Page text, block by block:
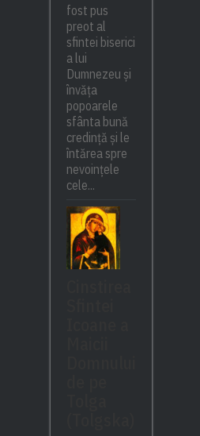
fost pus
preot al
sfintei biserici
a lui
Dumnezeu și
învăța
popoarele
sfânta bună
credință și le
întărea spre
nevoințele
cele...